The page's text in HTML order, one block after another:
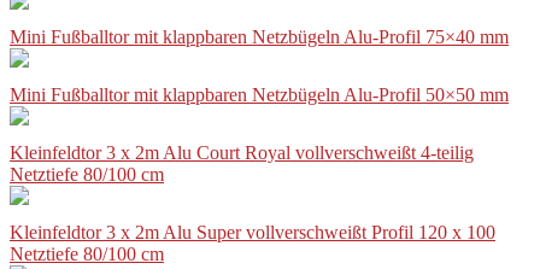
Mini Fußballtor mit klappbaren Netzbügeln Alu-Profil 75×40 mm
Mini Fußballtor mit klappbaren Netzbügeln Alu-Profil 50×50 mm
Kleinfeldtor 3 x 2m Alu Court Royal vollverschweißt 4-teilig
Netztiefe 80/100 cm
Kleinfeldtor 3 x 2m Alu Super vollverschweißt Profil 120 x 100
Netztiefe 80/100 cm